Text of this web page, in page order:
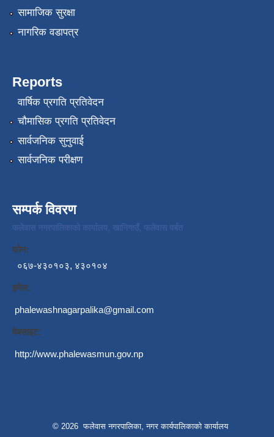
सामाजिक सुरक्षा
नागरिक वडापत्र
Reports
वार्षिक प्रगति प्रतिवेदन
चौमासिक प्रगति प्रतिवेदन
सार्वजनिक सुनुवाई
सार्वजनिक परीक्षण
सम्पर्क विवरण
फलेवास नगरपालिकाको कार्यालय, खानिगाउँ, फलेवास पर्बत
फोन:
०६७-४३०१०३, ४३०१०४
इमेल:
phalewashnagarpalika@gmail.com
वेबसाइट:
http://www.phalewasmun.gov.np
© 2026 फलेवास नगरपालिका, नगर कार्यपालिकाको कार्यालय